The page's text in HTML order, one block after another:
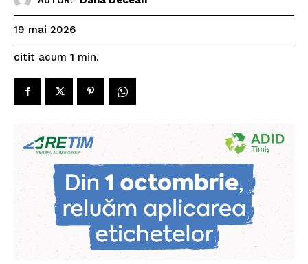
19 mai 2026
citit acum 1 min.